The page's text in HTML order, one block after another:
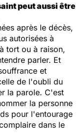
peut aussi être
après le décès,
autorisées à
tort ou à raison,
parler. Et
et
de l'oubli du
la parole. C'est
la personne
pour l'entourage
dans le